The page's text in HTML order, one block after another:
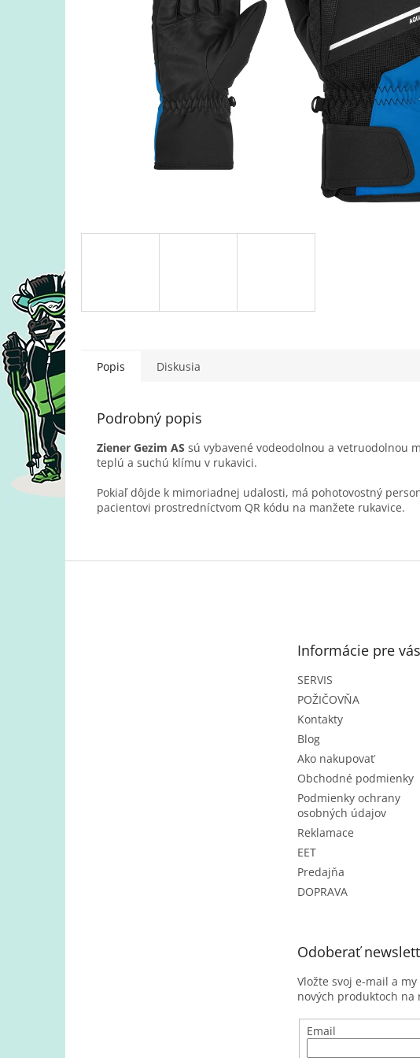
Popis Diskusia
Podrobný popis
Ziener Gezim AS sú vybavené vodeodolnou a vetruodolnou
teplú a suchú klímu v rukavici.
Pokiaľ dôjde k mimoriadnej udalosti, má pohotovostný
pacientovi prostredníctvom QR kódu na manžete rukavice.
Informácie pre vás
SERVIS
POŽIČOVŇA
Kontakty
Blog
Ako nakupovať
Obchodné podmienky
Podmienky ochrany
osobných údajov
Reklamace
EET
Predajňa
DOPRAVA
Odoberať
Vložte svoj e-mail a
nových produktoch na
Email